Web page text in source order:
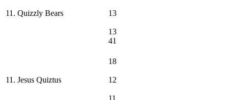
11. Quizzly Bears 13
13
41
11. Jesus Quiztus
18
12
11